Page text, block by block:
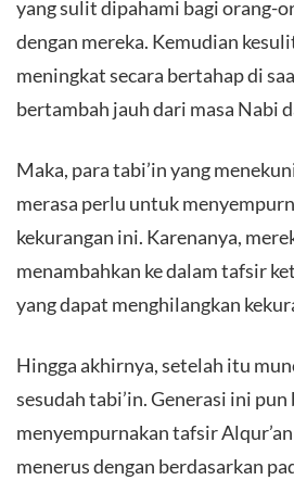
yang sulit dipahami bagi orang-
dengan mereka. Kemudian
meningkat secara bertahap di
bertambah jauh dari masa Nabi
Maka, para tabi’in yang
merasa perlu untuk
kekurangan ini. Karenanya,
menambahkan ke dalam tafsir
yang dapat menghilangkan
Hingga akhirnya, setelah itu
sesudah tabi’in. Generasi ini pun
menyempurnakan tafsir
menerus dengan berdasarkan